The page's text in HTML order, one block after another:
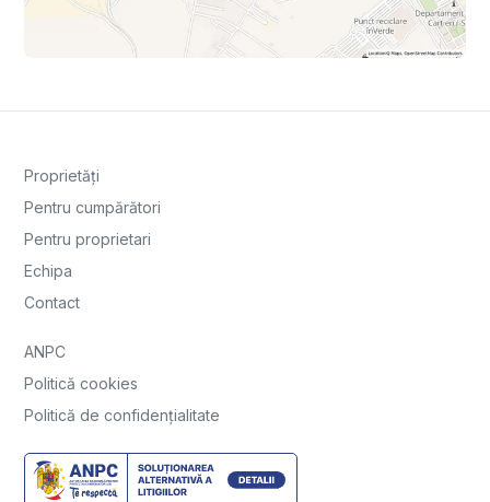
Proprietăți
Pentru cumpărători
Pentru proprietari
Echipa
Contact
ANPC
Politică cookies
Politică de confidențialitate